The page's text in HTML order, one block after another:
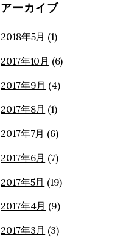
アーカイブ
2018年5月 (1)
2017年10月 (6)
2017年9月 (4)
2017年8月 (1)
2017年7月 (6)
2017年6月 (7)
2017年5月 (19)
2017年4月 (9)
2017年3月 (3)